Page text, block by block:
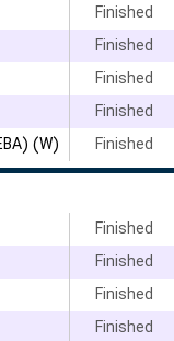
Finished
Finished
Finished
Finished
Finished
Finished
Finished
Finished
Finished